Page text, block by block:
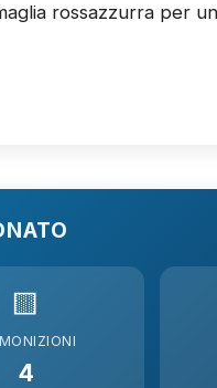
rossazzurra per
🟨
4